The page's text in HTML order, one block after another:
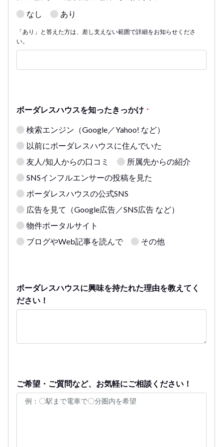
なし あり
「あり」と答えた方は、差し支えない範囲で詳細をお知らせくださ
い。
ボーダレスハウスを知ったきっかけ *
検索エンジン（Google／Yahoo! など）
以前にボーダレスハウスに住んでいた
友人/知人からの口コミ
所属先からの紹介
SNSインフルエンサーの投稿を見た
ボーダレスハウスの公式SNS
広告を見て（Google広告／SNS広告 など）
物件ポータルサイト
ブログやWeb記事を読んで
その他
ボーダレスハウスに興味を持たれた理由を教えてく
ださい！
ご希望・ご質問など、お気軽にご相談ください！